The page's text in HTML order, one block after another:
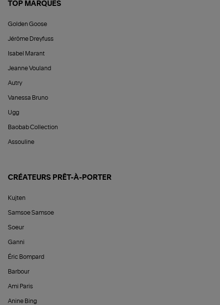
TOP MARQUES
Golden Goose
Jérôme Dreyfuss
Isabel Marant
Jeanne Vouland
Autry
Vanessa Bruno
Ugg
Baobab Collection
Assouline
CRÉATEURS PRÊT-À-PORTER
Kujten
Samsoe Samsoe
Soeur
Ganni
Éric Bompard
Barbour
Ami Paris
Anine Bing